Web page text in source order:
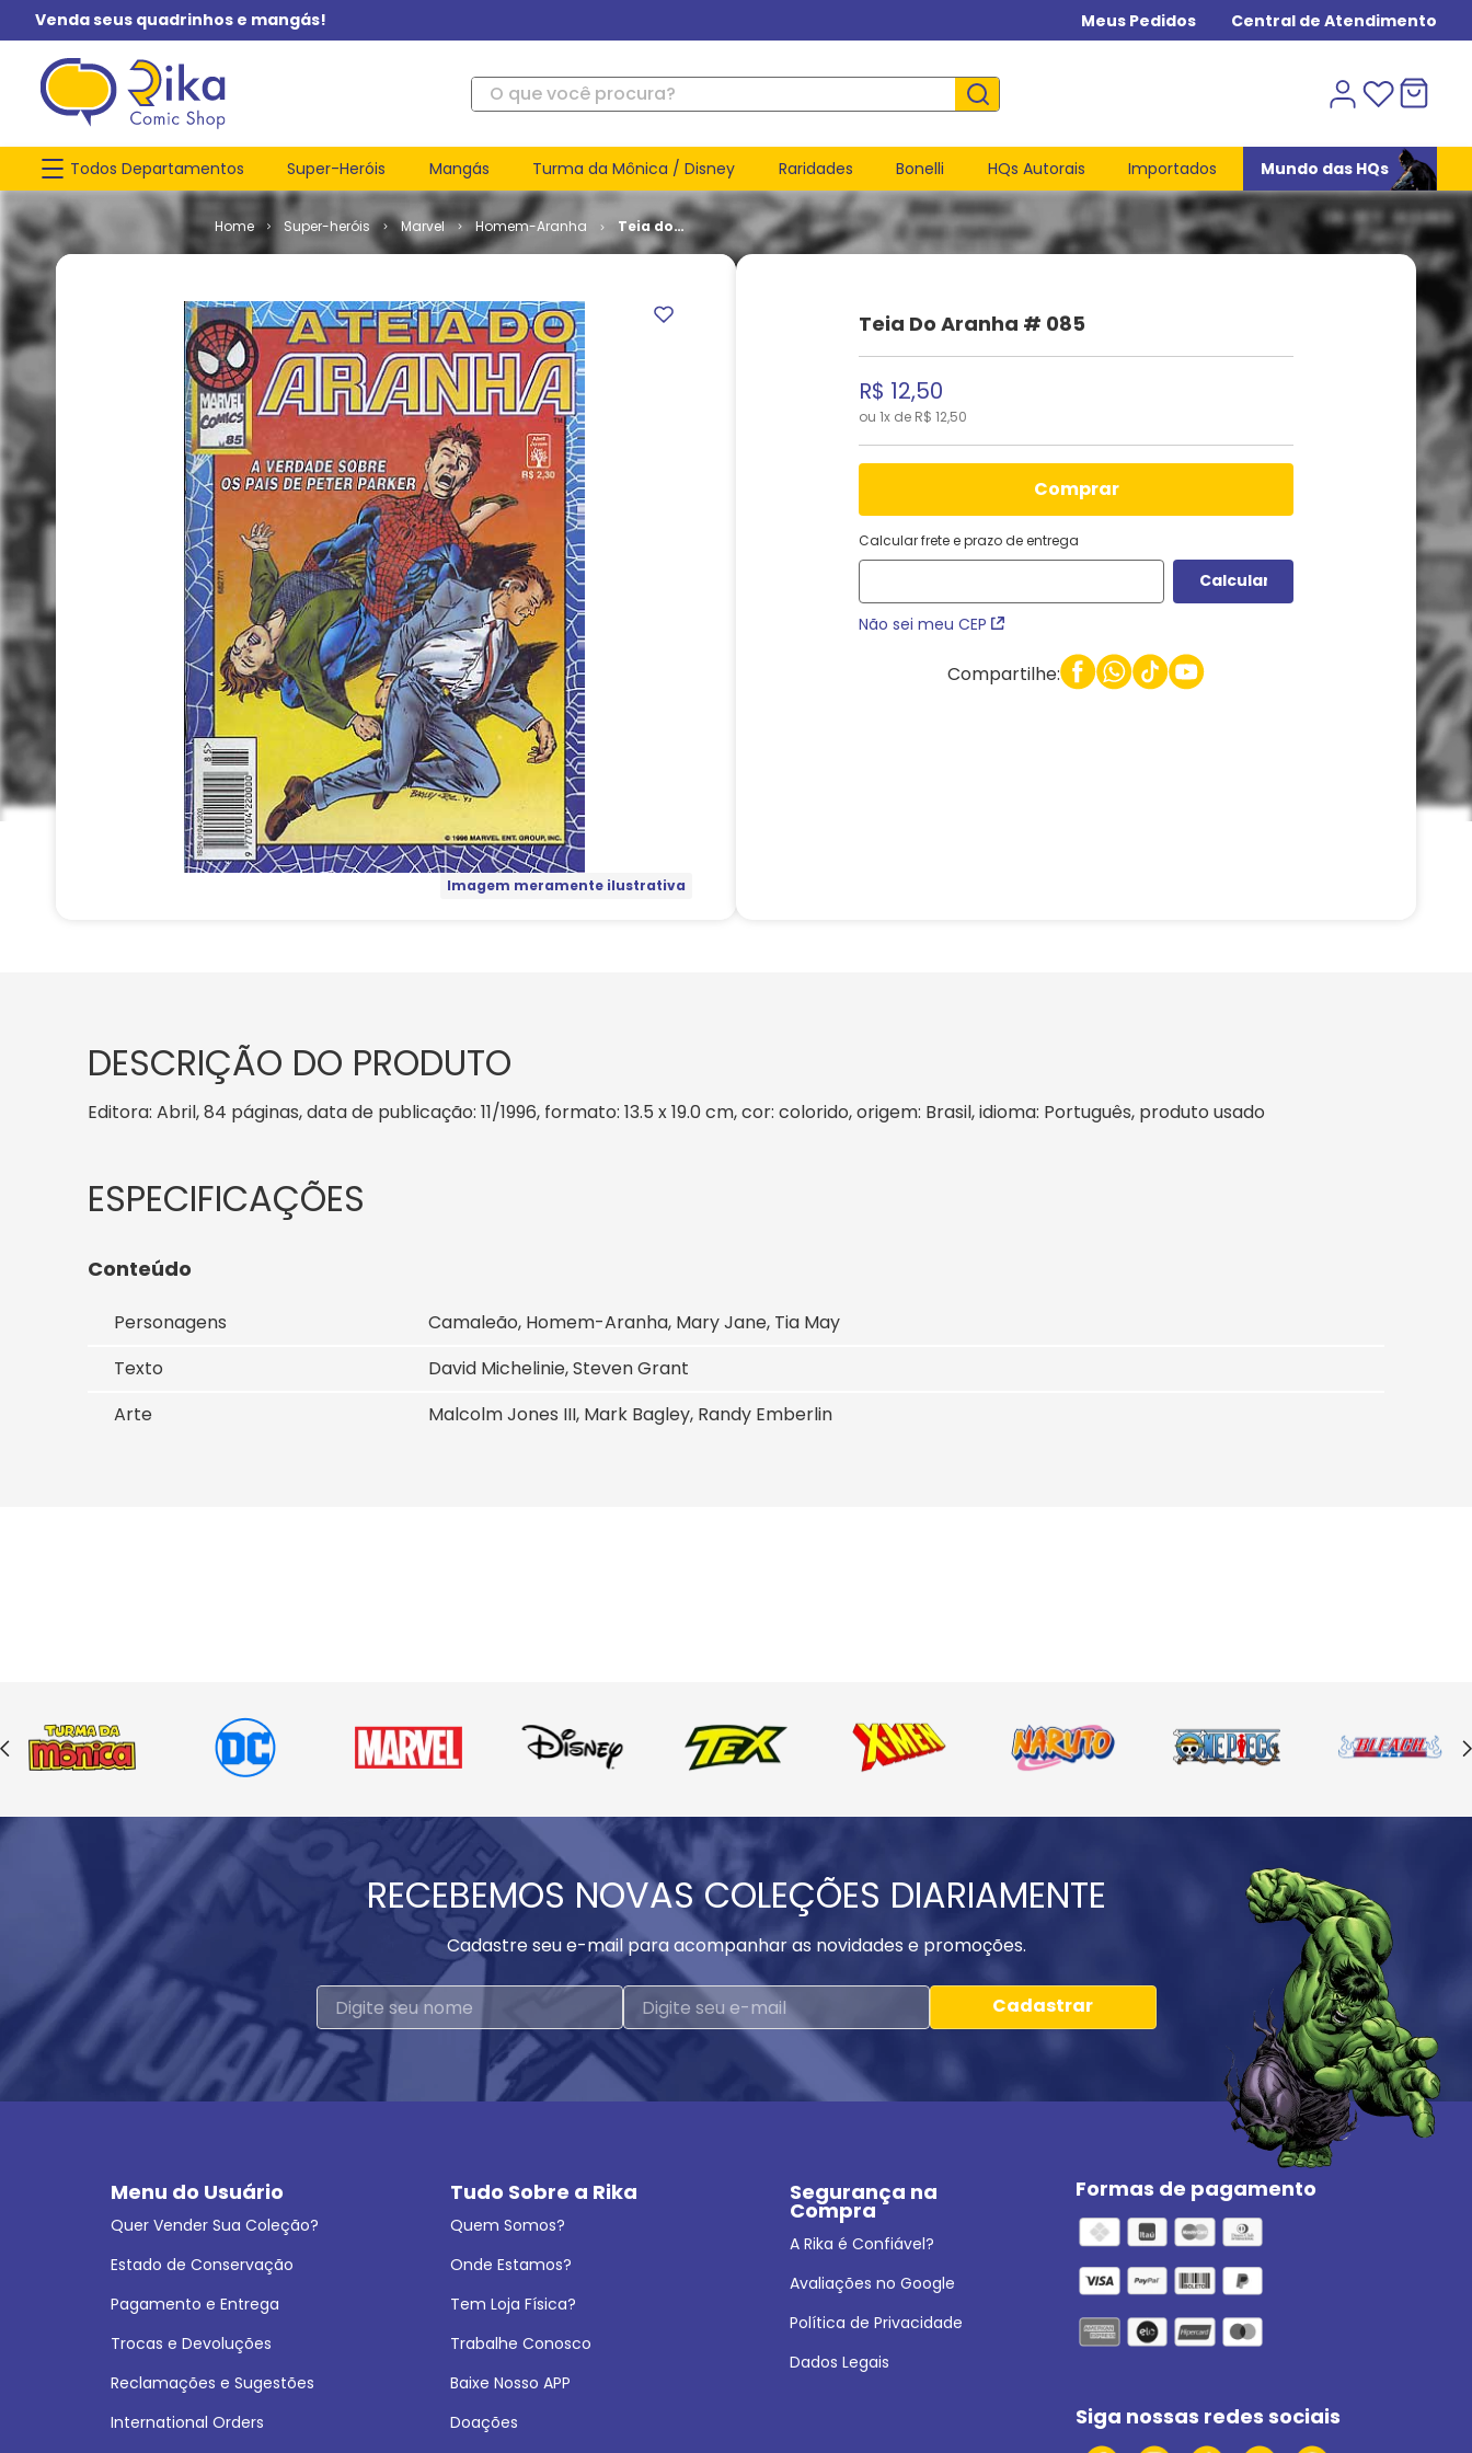
Venda seus quadrinhos e mangás! Meus Pedidos Central de Atendimento
O que você procura?
Todos Departamentos Super-Heróis Mangás Turma da Mônica / Disney Raridades Bonelli HQs Autorais Importados Mundo das HQs
Super-heróis Marvel Homem-Aranha
Teia do
Aranha #
Imagem meramente ilustrativa
Teia Do Aranha # 085
R$ 12,50
ou 1x de R$ 12,50
comprar
Calcular frete e prazo de entrega
Não sei meu CEP
Compartilhe:
DESCRIÇÃO DO PRODUTO
Editora: Abril, 84 páginas, data de publicação: 11/1996, formato: 13.5 x 19.0 cm, cor: colorido, origem: Brasil, idioma: Português, produto usado
Conteúdo
Personagens
Camaleão, Homem-Aranha, Mary Jane, Tia May
Texto
David Michelinie, Steven Grant
Arte
Malcolm Jones III, Mark Bagley, Randy Emberlin
RECEBEMOS NOVAS COLEÇÕES DIARIAMENTE
Cadastre seu e-mail para acompanhar as novidades e promoções.
Cadastrar
Menu do Usuário
Quer Vender Sua Coleção?
Estado de Conservação
Pagamento e Entrega
Trocas e Devoluções
Reclamações e Sugestões
International Orders
Tudo Sobre a Rika
Quem Somos?
Onde Estamos?
Tem Loja Física?
Trabalhe Conosco
Baixe Nosso APP
Doações
Segurança na
Compra
A Rika é Confiável?
Avaliações no Google
Política de Privacidade
Dados Legais
Formas de pagamento
Siga nossas redes sociais